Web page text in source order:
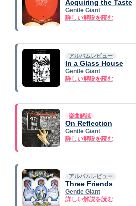
Acquiring the Taste
Gentle Giant
詳しい解説を読む
アルバムレビュー
In a Glass House
Gentle Giant
詳しい解説を読む
楽曲解説
On Reflection
Gentle Giant
詳しい解説を読む
アルバムレビュー
Three Friends
Gentle Giant
詳しい解説を読む